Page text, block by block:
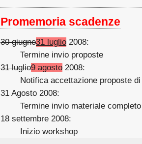
Promemoria scadenze
30 giugno31 luglio 2008:
Termine invio proposte
31 luglio9 agosto 2008:
Notifica accettazione proposte
31 Agosto 2008:
Termine invio materiale
18 settembre 2008:
Inizio workshop